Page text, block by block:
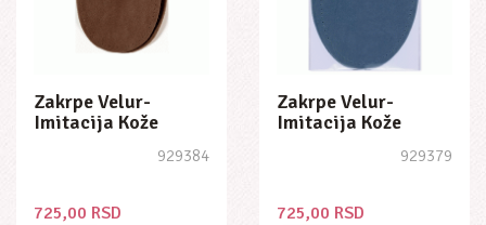
Zakrpe Velur-
Imitacija Kože
929384
725,00 RSD
Zakrpe Velur-
Imitacija Kože
929379
725,00 RSD